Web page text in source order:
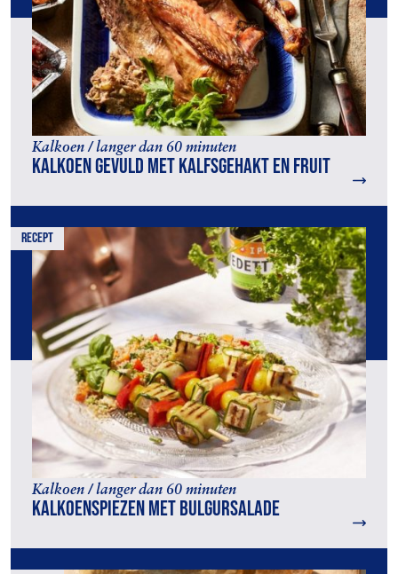
Kalkoen / langer dan 60 minuten
Kalkoen gevuld met kalfsgehakt en fruit
recept
Kalkoen / langer dan 60 minuten
Kalkoenspiezen met bulgursalade